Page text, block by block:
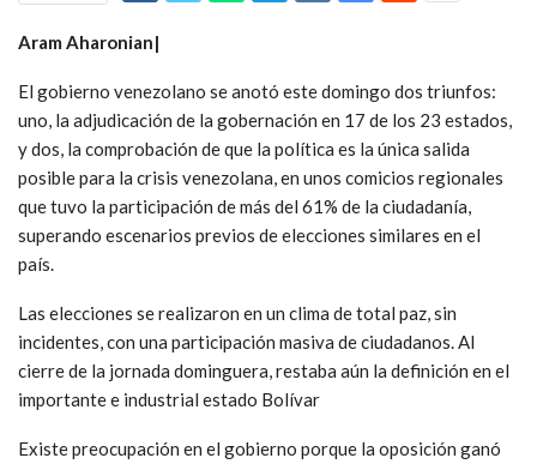
Aram Aharonian|
El gobierno venezolano se anotó este domingo dos triunfos:
uno, la adjudicación de la gobernación en 17 de los 23 estados,
y dos, la comprobación de que la política es la única salida
posible para la crisis venezolana, en unos comicios regionales
que tuvo la participación de más del 61% de la ciudadanía,
superando escenarios previos de elecciones similares en el
país.
Las elecciones se realizaron en un clima de total paz, sin
incidentes, con una participación masiva de ciudadanos. Al
cierre de la jornada dominguera, restaba aún la definición en el
importante e industrial estado Bolívar
Existe preocupación en el gobierno porque la oposición ganó